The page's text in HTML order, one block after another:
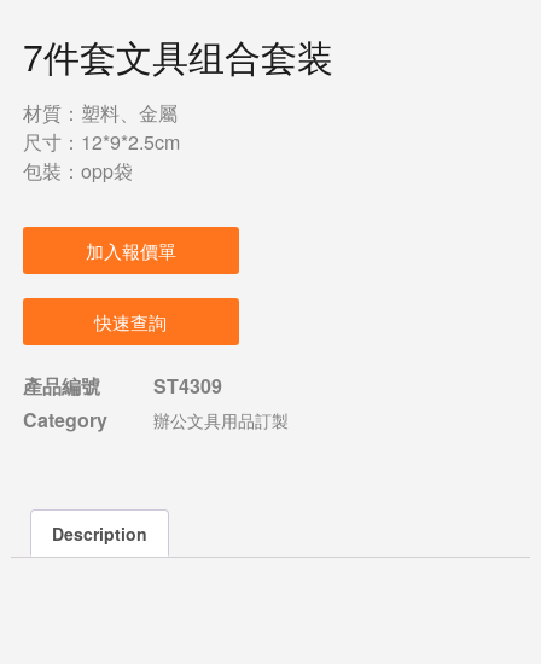
7件套文具组合套装
材質：塑料、金屬
尺寸：12*9*2.5cm
包裝：opp袋
加入報價單
快速查詢
產品編號
ST4309
Category
辦公文具用品訂製
Description